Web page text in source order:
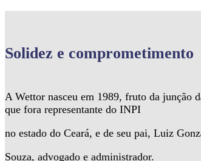
Solidez e comprometimento
A Wettor nasceu em 1989, fruto da junção
que fora representante do INPI
no estado do Ceará, e de seu pai, Luiz
Souza, advogado e administrador.